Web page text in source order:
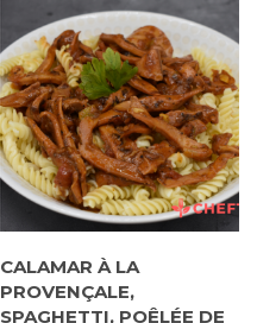
CALAMAR À LA
PROVENÇALE,
SPAGHETTI, POÊLÉE DE